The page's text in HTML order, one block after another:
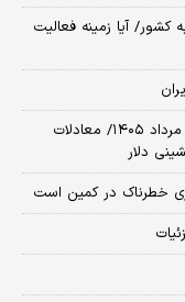
کشور/ آیا زمینه فعالیت
پیش‌بینی قیمت طلا، دلار و سکه امروز شنبه ۱۷ مرداد ۱۴۰۵/ معادلات
دلار
خطرناک در کمین است